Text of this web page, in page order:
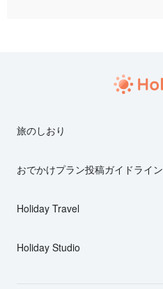
旅のしおり
おでかけプラン投稿ガイドライン
Holiday Travel
Holiday Studio